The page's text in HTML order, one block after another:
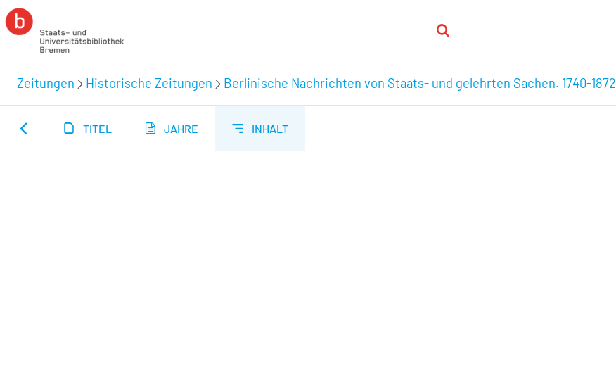
Zeitungen Historische Zeitungen Berlinische Nachrichten von Staats- und gelehrten Sachen. 1740-1872
TITEL JAHRE INHALT